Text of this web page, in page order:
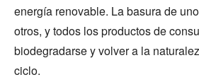
energía renovable. La basura de
otros, y todos los productos de
biodegradarse y volver a la
ciclo.